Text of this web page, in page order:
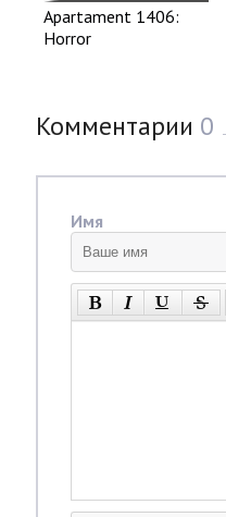
Apartament 1406:
Horror
Комментарии 0
Имя